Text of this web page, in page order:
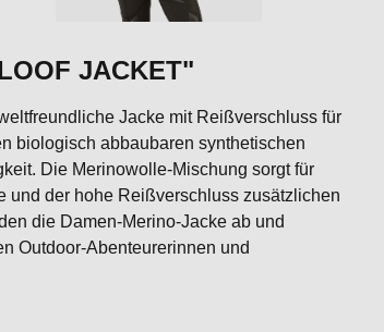
JACKET"
Jacke mit Reißverschluss für
biologisch abbaubaren synthetischen
Die Merinowolle-Mischung sorgt für
und der hohe Reißverschluss zusätzlichen
die Damen-Merino-Jacke ab und
Outdoor-Abenteurerinnen und